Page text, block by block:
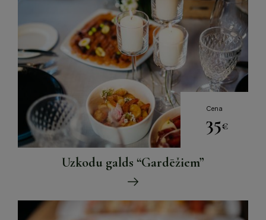
Cena
35€
Uzkodu galds “Gardēžiem”